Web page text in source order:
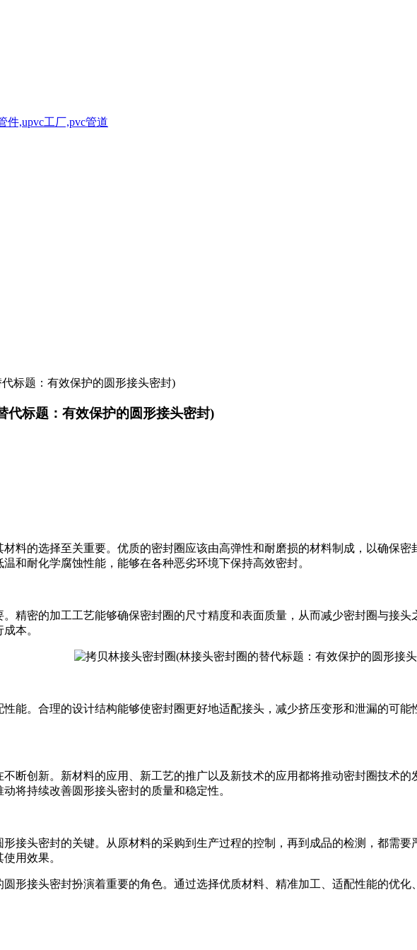
标题：有效保护的圆形接头密封)
代标题：有效保护的圆形接头密封)
料的选择至关重要。优质的密封圈应该由高弹性和耐磨损的材料制成，以确保
和耐化学腐蚀性能，能够在各种恶劣环境下保持高效密封。
精密的加工工艺能够确保密封圈的尺寸精度和表面质量，从而减少密封圈与接
本。
能。合理的设计结构能够使密封圈更好地适配接头，减少挤压变形和泄漏的可
断创新。新材料的应用、新工艺的推广以及新技术的应用都将推动密封圈技术
将持续改善圆形接头密封的质量和稳定性。
接头密封的关键。从原材料的采购到生产过程的控制，再到成品的检测，都需
用效果。
形接头密封扮演着重要的角色。通过选择优质材料、精准加工、适配性能的优